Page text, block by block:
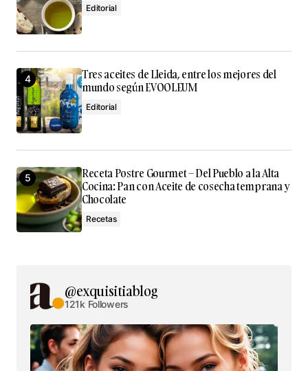
Guarda mi nombre, correo electrónico y web en este
navegador para la próxima vez que comente.
Submit Comment
Editorial
Tres aceites de Lleida, entre los mejores del
mundo según EVOOLEUM
Editorial
Receta Postre Gourmet – Del Pueblo a la Alta
Cocina: Pan con Aceite de cosecha temprana y
Chocolate
Recetas
@exquisitiablog
121k Followers